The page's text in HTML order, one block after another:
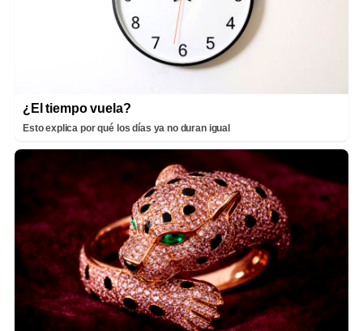
¿El tiempo vuela?
Esto explica por qué los días ya no duran igual